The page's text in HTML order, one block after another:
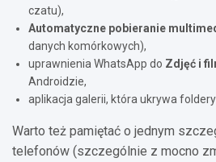
czatu),
Automatyczne pobieranie
danych komórkowych),
uprawnienia WhatsApp do Zdjęć i
Androidzie,
aplikacja galerii, która ukrywa foldery
Warto też pamiętać o jednym
telefonów (szczególnie z mocno